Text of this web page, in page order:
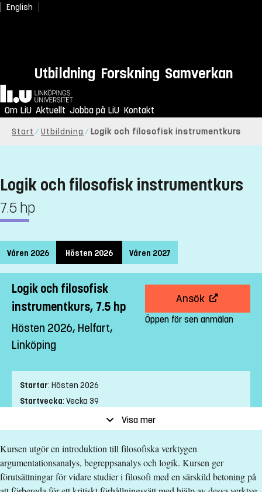
English
Utbildning Forskning Samverkan
Hem
Om LiU Aktuellt Jobba på LiU Kontakt
Start Utbildning Logik och filosofisk instrumentkurs
Logik och filosofisk instrumentkurs
7.5 hp
Våren 2026 Hösten 2026 Våren 2027
Logik och filosofisk
instrumentkurs, 7.5 hp
Hösten 2026, Helfart,
Linköping
Ansök
Öppen för sen anmälan
Startar: Hösten 2026
Startvecka: Vecka 39
Ort:Linköping
Studietakt :Helfart
Nivå:Grundnivå
Studieform:Campusförlagd
Visa mer
Kursen utgör en introduktion till filosofiska verktygen
argumentationsanalys, begreppsanalys och logik. Kursen ger
förutsättningar för vidare studier i filosofi med en särskild betoning på